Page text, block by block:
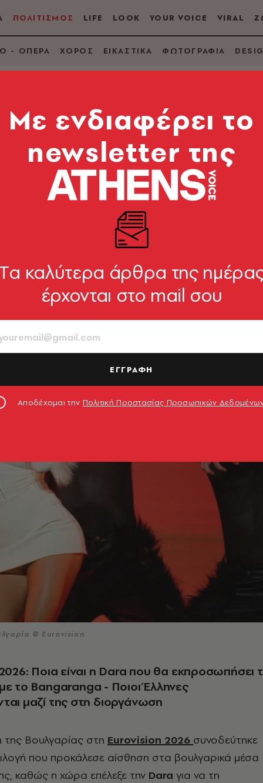
ΠΟΛΙΤΙΣΜΟΣ LIFE LOOK YOUR VOICE VIRAL
- ΟΠΕΡΑ ΧΟΡΟΣ ΕΙΚΑΣΤΙΚΑ ΦΩΤΟΓΡΑΦΙΑ
είναι η Dara
με το
© Eurovision
Ποια είναι η Dara που θα εκπροσωπήσει
το Bangaranga - Ποιοι Έλληνες
μαζί της στη διοργάνωση
Βουλγαρίας στη Eurovision 2026 συνοδεύτηκε
που προκάλεσε αίσθηση στα βουλγαρικά μέσα
καθώς η χώρα επέλεξε την Dara για να τη
Mε ενδιαφέρει το
newsletter της
καλύτερα άρθρα της
έρχονται στο mail σου
ΕΓΓΡΑΦΗ
Αποδέχομαι την Πολιτική Προστασίας Προσωπικών